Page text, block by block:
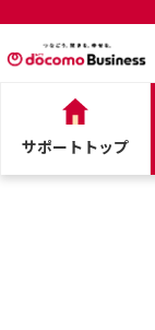
サポートトップ